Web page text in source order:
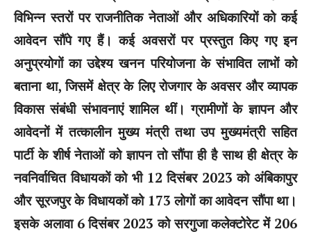
विभिन्न स्तरों पर राजनीतिक नेताओं और अधिकारियों को कई
आवेदन सौंपे गए हैं। कई अवसरों पर प्रस्तुत किए गए इन
अनुप्रयोगों का उद्देश्य खनन परियोजना के संभावित लाभों को
बताना था, जिसमें क्षेत्र के लिए रोजगार के अवसर और व्यापक
विकास संबंधी संभावनाएं शामिल थीं। ग्रामीणों के ज्ञापन और
आवेदनों में तत्कालीन मुख्य मंत्री तथा उप मुख्यमंत्री सहित
पार्टी के शीर्ष नेताओं को ज्ञापन तो सौंपा ही है साथ ही क्षेत्र के
नवनिर्वाचित विधायकों को भी 12 दिसंबर 2023 को अंबिकापुर
और सूरजपुर के विधायकों को 173 लोगों का आवेदन सौंपा था।
इसके अलावा 6 दिसंबर 2023 को सरगुजा कलेक्टोरेट में 206